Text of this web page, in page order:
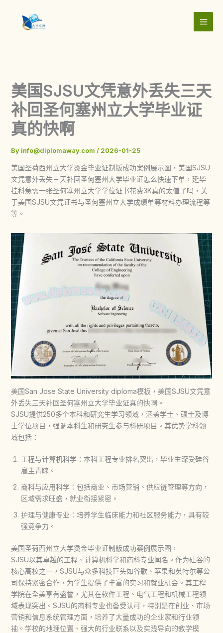
content
美国SJSU文凭意外丢失三天
补回圣何塞州立大学毕业证
真的快啊
By info@diplomaway.com / 2026-01-25
美国圣荷西州立大学烫金毕业证制版成功案例展示图，美国SJSU
文凭意外丢失三天补回圣何塞州大学毕业证怎么快速下单，延毕
挂科急需一张圣何塞州立大学学位证书花费3K真的太值了吗，关
于美国SJSU文凭证书与圣何塞州立大学成绩单等材料办理流程等
等。
美国San Jose State University diploma模板，美国SJSU文凭意
外丢失三天补回圣何塞州立大学毕业证真的快啊。
SJSU提供250多个本科和研究生学习领域，涵盖学士、硕士及博
士学位项目，强调本科生和研究生参与科研项目。其优势学科领
域包括：
工程与计算机科学：本科工程专业排名突出，毕业生深受硅谷
雇主青睐。
商科与应用科学：包括商业、市场营销、供应链管理等方向，
区域需求旺盛，就业衔接紧密。
护理与健康专业：培养学生临床能力和社区服务能力，具有较
强竞争力。
美国圣荷西州立大学烫金毕业证制版成功案例展示图，
SJSU以其卓越的工程、计算机科学和商科专业闻名。作为硅谷的
核心高校之一，SJSU与众多科技巨头如谷歌、苹果和英特尔等公
司保持紧密合作，为学生提供了丰富的实习和就业机会。其工程
学院在全美享有盛誉，尤其在软件工程、电气工程和机械工程领
域表现突出。SJSU的商科专业也备受认可，特别是在创业、市场
营销和信息系统管理方面，培养了大量成功的企业家和行业领
袖。学校的地理位置、强大的行业联系以及实践导向的教学模